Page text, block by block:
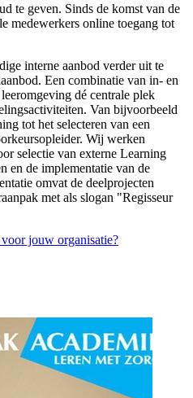
te geven. Sinds de komst van de
medewerkers online toegang tot
interne aanbod verder uit te
Een combinatie van in- en
dé centrale plek
Van bijvoorbeeld
tot het selecteren van een
Wij werken
selectie van externe Learning
en de implementatie van de
omvat de deelprojecten
met als slogan "Regisseur
jouw organisatie?